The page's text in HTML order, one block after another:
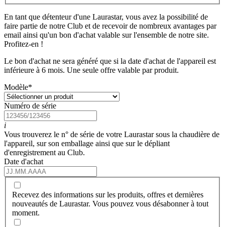
En tant que détenteur d'une Laurastar, vous avez la possibilité de
faire partie de notre Club et de recevoir de nombreux avantages par
email ainsi qu'un bon d'achat valable sur l'ensemble de notre site.
Profitez-en !
Le bon d'achat ne sera généré que si la date d'achat de l'appareil est
inférieure à 6 mois. Une seule offre valable par produit.
Modèle*
Numéro de série
i
Vous trouverez le n° de série de votre Laurastar sous la chaudière de
l'appareil, sur son emballage ainsi que sur le dépliant
d'enregistrement au Club.
Date d'achat
Recevez des informations sur les produits, offres et dernières
nouveautés de Laurastar. Vous pouvez vous désabonner à tout
moment.